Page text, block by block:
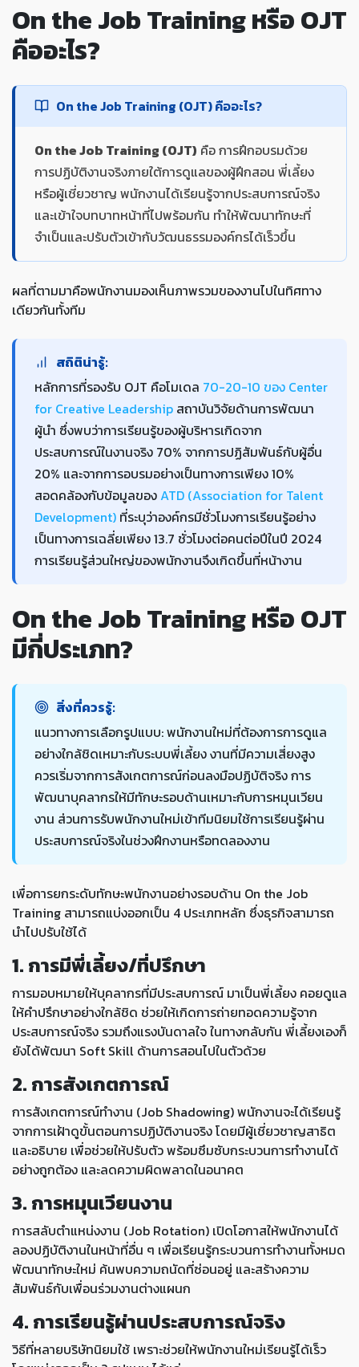
On the Job Training หรือ OJT
คืออะไร?
On the Job Training (OJT) คืออะไร?
On the Job Training (OJT) คือ การฝึกอบรมด้วย
การปฏิบัติงานจริงภายใต้การดูแลของผู้ฝึกสอน พี่เลี้ยง
หรือผู้เชี่ยวชาญ พนักงานได้เรียนรู้จากประสบการณ์จริง
และเข้าใจบทบาทหน้าที่ไปพร้อมกัน ทำให้พัฒนาทักษะที่
จำเป็นและปรับตัวเข้ากับวัฒนธรรมองค์กรได้เร็วขึ้น
ผลที่ตามมาคือพนักงานมองเห็นภาพรวมของงานไปในทิศทาง
เดียวกันทั้งทีม
สถิติน่ารู้:
หลักการที่รองรับ OJT คือโมเดล 70-20-10 ของ Center
for Creative Leadership สถาบันวิจัยด้านการพัฒนา
ผู้นำ ซึ่งพบว่าการเรียนรู้ของผู้บริหารเกิดจาก
ประสบการณ์ในงานจริง 70% จากการปฏิสัมพันธ์กับผู้อื่น
20% และจากการอบรมอย่างเป็นทางการเพียง 10%
สอดคล้องกับข้อมูลของATD (Association for Talent
Development) ที่ระบุว่าองค์กรมีชั่วโมงการเรียนรู้อย่าง
เป็นทางการเฉลี่ยเพียง 13.7 ชั่วโมงต่อคนต่อปีในปี 2024
การเรียนรู้ส่วนใหญ่ของพนักงานจึงเกิดขึ้นที่หน้างาน
On the Job Training หรือ OJT
มีกี่ประเภท?
สิ่งที่ควรรู้:
แนวทางการเลือกรูปแบบ: พนักงานใหม่ที่ต้องการการดูแล
อย่างใกล้ชิดเหมาะกับระบบพี่เลี้ยง งานที่มีความเสี่ยงสูง
ควรเริ่มจากการสังเกตการณ์ก่อนลงมือปฏิบัติจริง การ
พัฒนาบุคลากรให้มีทักษะรอบด้านเหมาะกับการหมุนเวียน
งาน ส่วนการรับพนักงานใหม่เข้าทีมนิยมใช้การเรียนรู้ผ่าน
ประสบการณ์จริงในช่วงฝึกงานหรือทดลองงาน
เพื่อการยกระดับทักษะพนักงานอย่างรอบด้าน On the Job
Training สามารถแบ่งออกเป็น 4 ประเภทหลัก ซึ่งธุรกิจสามารถ
นำไปปรับใช้ได้
1. การมีพี่เลี้ยง/ที่ปรึกษา
การมอบหมายให้บุคลากรที่มีประสบการณ์ มาเป็นพี่เลี้ยง คอยดูแล
ให้คำปรึกษาอย่างใกล้ชิด ช่วยให้เกิดการถ่ายทอดความรู้จาก
ประสบการณ์จริง รวมถึงแรงบันดาลใจ ในทางกลับกัน พี่เลี้ยงเองก็
ยังได้พัฒนา Soft Skill ด้านการสอนไปในตัวด้วย
2. การสังเกตการณ์
การสังเกตการณ์ทำงาน (Job Shadowing) พนักงานจะได้เรียนรู้
จากการเฝ้าดูขั้นตอนการปฏิบัติงานจริง โดยมีผู้เชี่ยวชาญสาธิต
และอธิบาย เพื่อช่วยให้ปรับตัว พร้อมซึมซับกระบวนการทำงานได้
อย่างถูกต้อง และลดความผิดพลาดในอนาคต
3. การหมุนเวียนงาน
การสลับตำแหน่งงาน (Job Rotation) เปิดโอกาสให้พนักงานได้
ลองปฏิบัติงานในหน้าที่อื่น ๆ เพื่อเรียนรู้กระบวนการทำงานทั้งหมด
พัฒนาทักษะใหม่ ค้นพบความถนัดที่ซ่อนอยู่ และสร้างความ
สัมพันธ์กับเพื่อนร่วมงานต่างแผนก
4. การเรียนรู้ผ่านประสบการณ์จริง
วิธีที่หลายบริษัทนิยมใช้ เพราะช่วยให้พนักงานใหม่เรียนรู้ได้เร็ว